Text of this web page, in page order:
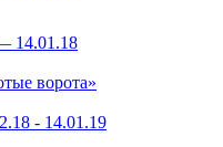
14.01.18
ворота»
- 14.01.19